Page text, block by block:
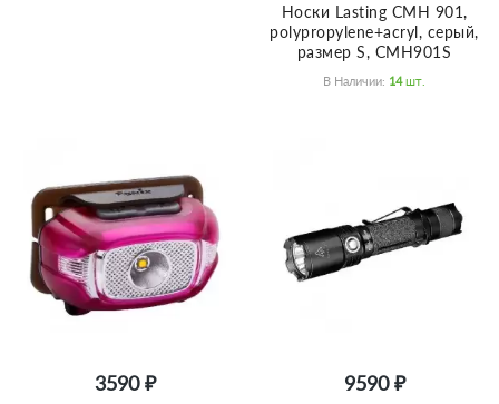
Носки Lasting CMH 901,
polypropylene+acryl, серый,
размер S, CMH901S
В Наличии: 14 Шт.
3590 ₽ 9590 ₽